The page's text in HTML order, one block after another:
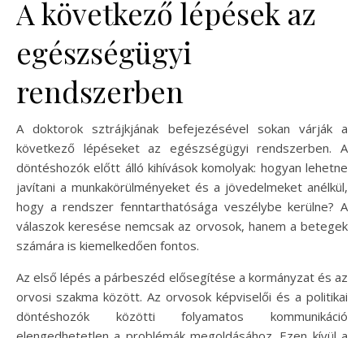
A következő lépések az
egészségügyi
rendszerben
A doktorok sztrájkjának befejezésével sokan várják a
következő lépéseket az egészségügyi rendszerben. A
döntéshozók előtt álló kihívások komolyak: hogyan lehetne
javítani a munkakörülményeket és a jövedelmeket anélkül,
hogy a rendszer fenntarthatósága veszélybe kerülne? A
válaszok keresése nemcsak az orvosok, hanem a betegek
számára is kiemelkedően fontos.
Az első lépés a párbeszéd elősegítése a kormányzat és az
orvosi szakma között. Az orvosok képviselői és a politikai
döntéshozók közötti folyamatos kommunikáció